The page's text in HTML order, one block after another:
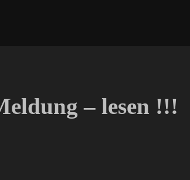
– lesen !!!